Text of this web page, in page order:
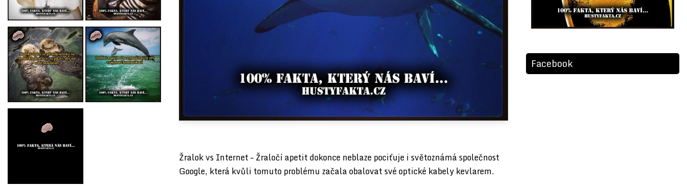
Žralok vs Internet – Žraločí apetit dokonce neblaze pociťuje i světoznámá společnost
Google, která kvůli tomuto problému začala obalovat své optické kabely kevlarem.
Facebook